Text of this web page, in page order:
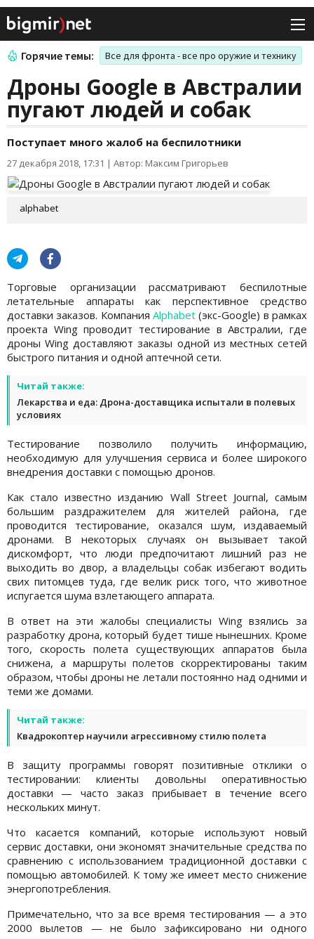
Горячие темы: Все для фронта - все про оружие и технику
Дроны Google в Австралии
пугают людей и собак
Поступает много жалоб на беспилотники
27 декабря 2018, 17:31 | Автор: Максим Григорьев
alphabet
Торговые организации рассматривают беспилотные
летательные аппараты как перспективное средство
доставки заказов. Компания Alphabet (экс-Google) в рамках
проекта Wing проводит тестирование в Австралии, где
дроны Wing доставляют заказы одной из местных сетей
быстрого питания и одной аптечной сети.
Читай также:
Лекарства и еда: Дрона-доставщика испытали в полевых
условиях
Тестирование позволило получить информацию,
необходимую для улучшения сервиса и более широкого
внедрения доставки с помощью дронов.
Как стало известно изданию Wall Street Journal, самым
большим раздражителем для жителей района, где
проводится тестирование, оказался шум, издаваемый
дронами. В некоторых случаях он вызывает такой
дискомфорт, что люди предпочитают лишний раз не
выходить во двор, а владельцы собак избегают водить
свих питомцев туда, где велик риск того, что животное
испугается шума взлетающего аппарата.
В ответ на эти жалобы специалисты Wing взялись за
разработку дрона, который будет тише нынешних. Кроме
того, скорость полета существующих аппаратов была
снижена, а маршруты полетов скорректированы таким
образом, чтобы дроны не летали постоянно над одними и
теми же домами.
Читай также:
Квадрокоптер научили агрессивному стилю полета
В защиту программы говорят позитивные отклики о
тестировании: клиенты довольны оперативностью
доставки — часто заказ прибывает в течение всего
нескольких минут.
Что касается компаний, которые используют новый
сервис доставки, они экономят значительные средства по
сравнению с использованием традиционной доставки с
помощью автомобилей. К тому же имеет место снижение
энергопотребления.
Примечательно, что за все время тестирования — а это
2000 вылетов — не было зафиксировано ни одного